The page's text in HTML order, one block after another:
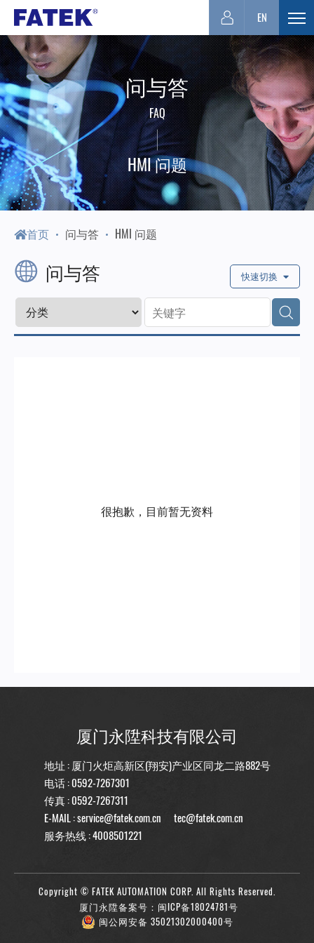
台
湾
FATEK
永
宏
PLC-
厦
门
展
开
选
单
EN
问与答
FAQ
HMI 问题
首页 问与答 HMI 问题
快速切换
问与答
很抱歉，目前暂无资料
厦门永陞科技有限公司
地址 : 厦门火炬高新区(翔安)产业区同龙二路882号
电话 :0592-7267301
传真 : 0592-7267311
E-MAIL :service@fatek.com.cn
tec@fatek.com.cn
服务热线 :4008501221
Copyright © FATEK AUTOMATION CORP. All Rights Reserved.
厦门永陞备案号：闽ICP备18024781号
闽公网安备 35021302000400号